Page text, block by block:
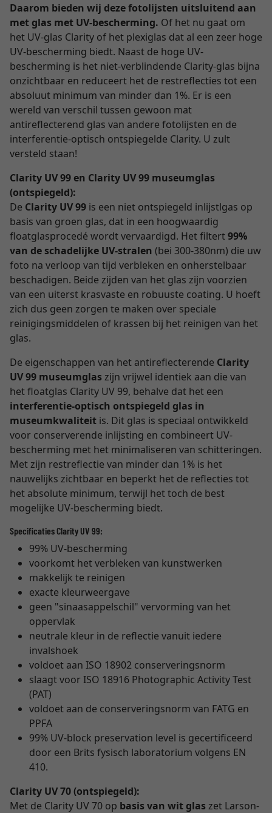
Daarom bieden wij deze fotolijsten uitsluitend aan
met glas met UV-bescherming. Of het nu gaat om
het UV-glas Clarity of het plexiglas dat al een zeer hoge
UV-bescherming biedt. Naast de hoge UV-
bescherming is het niet-verblindende Clarity-glas bijna
onzichtbaar en reduceert het de restreflecties tot een
absoluut minimum van minder dan 1%. Er is een
wereld van verschil tussen gewoon mat
antireflecterend glas van andere fotolijsten en de
interferentie-optisch ontspiegelde Clarity. U zult
versteld staan!
Clarity UV 99 en Clarity UV 99 museumglas
(ontspiegeld):
De Clarity UV 99 is een niet ontspiegeld inlijstlgas op
basis van groen glas, dat in een hoogwaardig
floatglasprocedé wordt vervaardigd. Het filtert99%
van de schadelijke UV-stralen (bei 300-380nm) die uw
foto na verloop van tijd verbleken en onherstelbaar
beschadigen. Beide zijden van het glas zijn voorzien
van een uiterst krasvaste en robuuste coating. U hoeft
zich dus geen zorgen te maken over speciale
reinigingsmiddelen of krassen bij het reinigen van het
glas.
De eigenschappen van het antireflecterende Clarity
UV 99 museumglaszijn vrijwel identiek aan die van
het floatglas Clarity UV 99, behalve dat het een
interferentie-optisch ontspiegeld glas in
museumkwaliteit is. Dit glas is speciaal ontwikkeld
voor conserverende inlijsting en combineert UV-
bescherming met het minimaliseren van schitteringen.
Met zijn restreflectie van minder dan 1% is het
nauwelijks zichtbaar en beperkt het de reflecties tot
het absolute minimum, terwijl het toch de best
mogelijke UV-bescherming biedt.
Specificaties Clarity UV 99:
99% UV-bescherming
voorkomt het verbleken van kunstwerken
makkelijk te reinigen
exacte kleurweergave
geen "sinaasappelschil" vervorming van het
oppervlak
neutrale kleur in de reflectie vanuit iedere
invalshoek
voldoet aan ISO 18902 conserveringsnorm
slaagt voor ISO 18916 Photographic Activity Test
(PAT)
voldoet aan de conserveringsnorm van FATG en
PPFA
99% UV-block preservation level is gecertificeerd
door een Brits fysisch laboratorium volgens EN
410.
Clarity UV 70 (ontspiegeld):
Met de Clarity UV 70 op basis van wit glaszet Larson-